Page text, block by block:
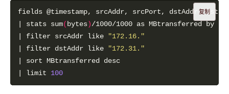
| stats sum(bytes)/1000/1000 as MBtransferred
| filter srcAddr like
"172.16."
| filter dstAddr like
"172.31."
| limit 100
复制